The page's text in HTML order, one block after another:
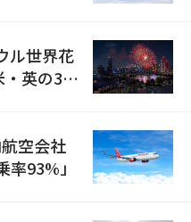
ル世界花
英の3カ
空会社
93%」